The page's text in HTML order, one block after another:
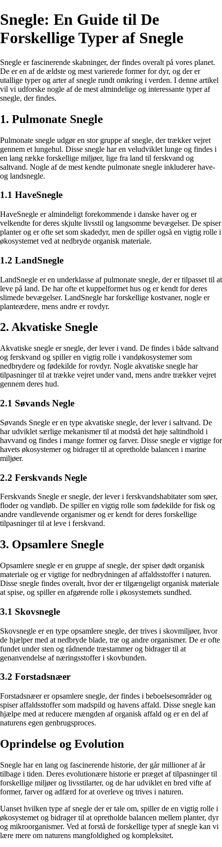
Snegle: En Guide til De
Forskellige Typer af Snegle
Snegle er fascinerende skabninger, der findes overalt på vores planet.
De er en af de ældste og mest varierede former for dyr, og der er
utallige typer og arter af snegle rundt omkring i verden. I denne artikel
vil vi udforske nogle af de mest almindelige og interessante typer af
snegle, der findes.
1. Pulmonate Snegle
Pulmonate snegle udgør en stor gruppe af snegle, der trækker vejret
gennem et lungehul. Disse snegle har en veludviklet lunge og findes i
en lang række forskellige miljøer, lige fra land til ferskvand og
saltvand. Nogle af de mest kendte pulmonate snegle inkluderer have-
og landsnegle.
1.1 HaveSnegle
HaveSnegle er almindeligt forekommende i danske haver og er
velkendte for deres skjulte livsstil og langsomme bevægelser. De spiser
planter og er ofte set som skadedyr, men de spiller også en vigtig rolle i
økosystemet ved at nedbryde organisk materiale.
1.2 LandSnegle
LandSnegle er en underklasse af pulmonate snegle, der er tilpasset til at
leve på land. De har ofte et kuppelformet hus og er kendt for deres
slimede bevægelser. LandSnegle har forskellige kostvaner, nogle er
planteædere, mens andre er rovdyr.
2. Akvatiske Snegle
Akvatiske snegle er snegle, der lever i vand. De findes i både saltvand
og ferskvand og spiller en vigtig rolle i vandøkosystemer som
nedbrydere og fødekilde for rovdyr. Nogle akvatiske snegle har
tilpasninger til at trække vejret under vand, mens andre trækker vejret
gennem deres hud.
2.1 Søvands Negle
Søvands Snegle er en type akvatiske snegle, der lever i saltvand. De
har udviklet særlige mekanismer til at modstå det høje saltindhold i
havvand og findes i mange former og farver. Disse snegle er vigtige for
havets økosystemer og bidrager til at opretholde balancen i marine
miljøer.
2.2 Ferskvands Negle
Ferskvands Snegle er snegle, der lever i ferskvandshabitater som søer,
floder og vandløb. De spiller en vigtig rolle som fødekilde for fisk og
andre vandlevende organismer og er kendt for deres forskellige
tilpasninger til at leve i ferskvand.
3. Opsamlere Snegle
Opsamlere snegle er en gruppe af snegle, der spiser dødt organisk
materiale og er vigtige for nedbrydningen af affaldsstoffer i naturen.
Disse snegle findes overalt, hvor der er tilgængeligt organisk materiale
at spise, og spiller en afgørende rolle i økosystemets sundhed.
3.1 Skovsnegle
Skovsnegle er en type opsamlere snegle, der trives i skovmiljøer, hvor
de hjælper med at nedbryde blade, træ og andre organismer. De er ofte
fundet under sten og rådnende træstammer og bidrager til at
genanvendelse af næringsstoffer i skovbunden.
3.2 Forstadsnæer
Forstadsnæer er opsamlere snegle, der findes i beboelsesområder og
spiser affaldsstoffer som madspild og havens affald. Disse snegle kan
hjælpe med at reducere mængden af organisk affald og er en del af
naturens egen genbrugsproces.
Oprindelse og Evolution
Snegle har en lang og fascinerende historie, der går millioner af år
tilbage i tiden. Deres evolutionære historie er præget af tilpasninger til
forskellige miljøer og livsstilarter, og de har udviklet en bred vifte af
former, farver og adfærd for at overleve og trives i naturen.
Uanset hvilken type af snegle der er tale om, spiller de en vigtig rolle i
økosystemet og bidrager til at opretholde balancen mellem planter, dyr
og mikroorganismer. Ved at forstå de forskellige typer af snegle kan vi
lære mere om naturens mangfoldighed og kompleksitet.